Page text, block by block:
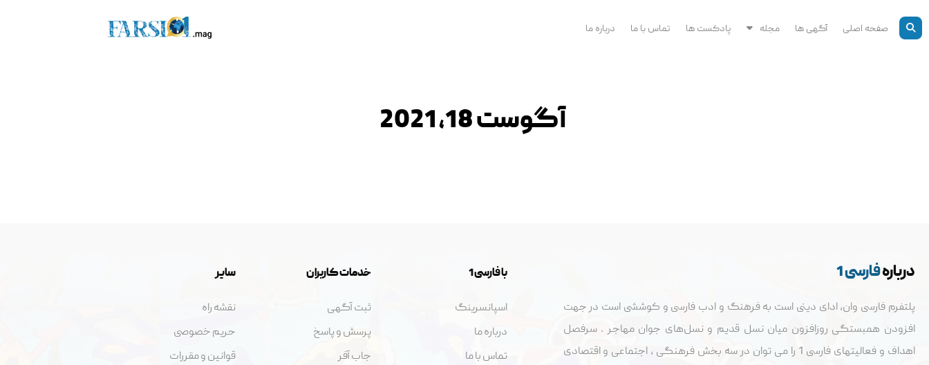
به
محتوا
صفحه اصلی آگهی ها مجله پادکست ها تماس با ما درباره ما
آگوست 18, 2021
دربارهفارسی 1
پلتفرم فارسی وان، ادای دینی است به فرهنگ و ادب فارسی و کوششی است در جهت
افزودن همبستگی روزافزون میان نسل قدیم و نسل‌های جوان مهاجر . سرفصل
اهداف و فعالیتهای فارسی 1 را می توان در سه بخش فرهنگی ، اجتماعی و اقتصادی
با فارسی 1
اسپانسرینگ
درباره ما
تماس با ما
خدمات کاربران
ثبت آگهی
پرسش و پاسخ
جاب آفر
سایر
نقشه راه
حریم خصوصی
قوانین و مقررات